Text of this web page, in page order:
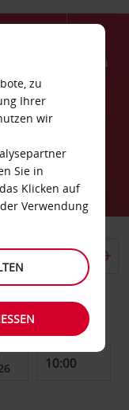
Menü
auf
zu
Ihrer
wir
Sie in
Klicken auf
Verwendung